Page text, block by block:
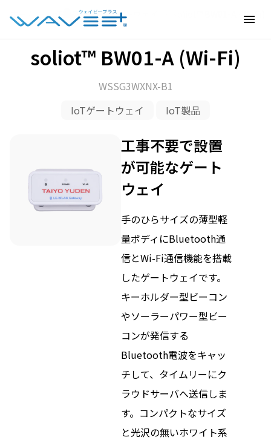
menu
ホーム IoT製品 › IoTゲートウェイ soliot™ BW01-A (Wi-Fi)
soliot™ BW01-A (Wi-Fi)
WSSG3WXNX-B1
IoTゲートウェイ
IoT製品
工事不要で設置
が可能なゲート
ウェイ
手のひらサイズの薄型軽
量ボディにBluetooth通
信とWi-Fi通信機能を搭載
したゲートウェイです。
キーホルダー型ビーコン
やソーラーパワー型ビー
コンが発信する
Bluetooth電波をキャッ
チして、タイムリーにク
ラウドサーバへ送信しま
す。コンパクトなサイズ
と光沢の無いホワイト系